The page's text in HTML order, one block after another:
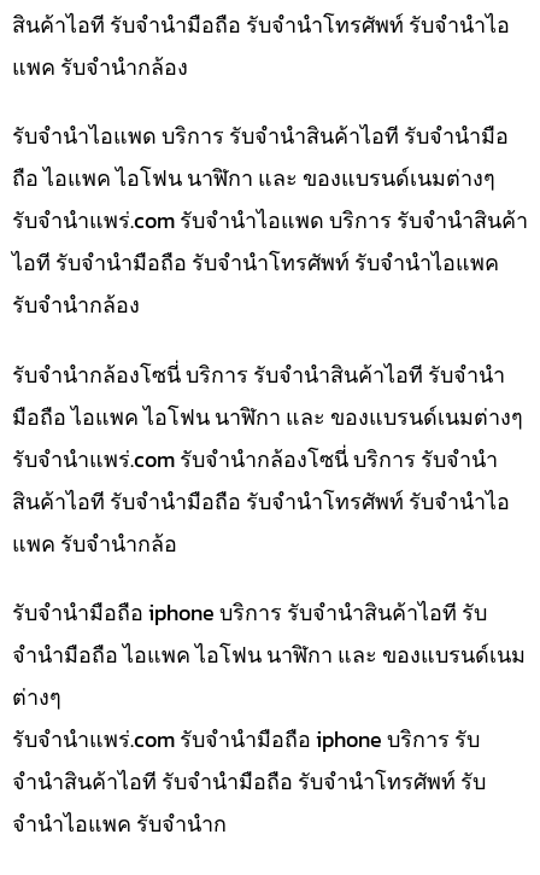
สินค้าไอที รับจำนำมือถือ รับจำนำโทรศัพท์ รับจำนำไอ
แพค รับจำนำกล้อง
รับจำนำไอแพด บริการ รับจำนำสินค้าไอที รับจำนำมือ
ถือ ไอแพค ไอโฟน นาฬิกา และ ของแบรนด์เนมต่างๆ
รับจํานําแพร่.com รับจำนำไอแพด บริการ รับจำนำสินค้า
ไอที รับจำนำมือถือ รับจำนำโทรศัพท์ รับจำนำไอแพค
รับจำนำกล้อง
รับจำนำกล้องโซนี่ บริการ รับจำนำสินค้าไอที รับจำนำ
มือถือ ไอแพค ไอโฟน นาฬิกา และ ของแบรนด์เนมต่างๆ
รับจํานําแพร่.com รับจำนำกล้องโซนี่ บริการ รับจำนำ
สินค้าไอที รับจำนำมือถือ รับจำนำโทรศัพท์ รับจำนำไอ
แพค รับจำนำกล้อ
รับจำนำมือถือ iphone บริการ รับจำนำสินค้าไอที รับ
จำนำมือถือ ไอแพค ไอโฟน นาฬิกา และ ของแบรนด์เนม
ต่างๆ
รับจํานําแพร่.com รับจำนำมือถือ iphone บริการ รับ
จำนำสินค้าไอที รับจำนำมือถือ รับจำนำโทรศัพท์ รับ
จำนำไอแพค รับจำนำก